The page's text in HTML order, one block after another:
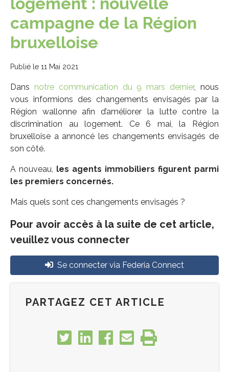
campagne de la Région
bruxelloise
Publié le 11 Mai 2021
Dans notre communication du 9 mars dernier, nous
vous informions des changements envisagés par la
Région wallonne afin d’améliorer la lutte contre la
discrimination au logement. Ce 6 mai, la Région
bruxelloise a annoncé les changements envisagés de
son côté.
A nouveau, les agents immobiliers figurent parmi
les premiers concernés.
Mais quels sont ces changements envisagés ?
Pour avoir accès à la suite de cet article,
veuillez vous connecter
Se connecter via Federia Connect
PARTAGEZ CET ARTICLE